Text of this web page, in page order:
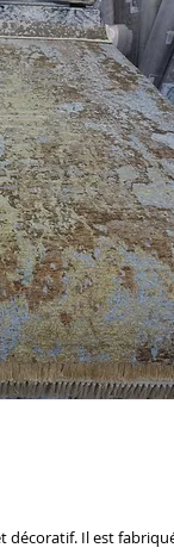
décoratif. Il est